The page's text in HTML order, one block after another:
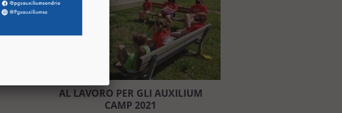
AL LAVORO PER GLI AUXILIUM
CAMP 2021